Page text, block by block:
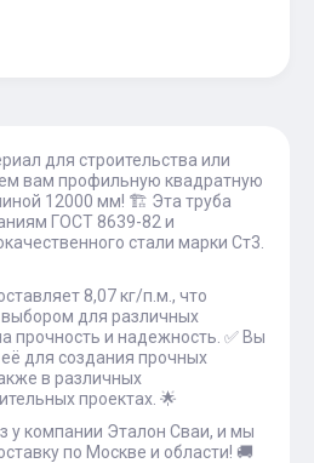
для строительства или
вам профильную квадратную
12000 мм! 🏗 Эта труба
ГОСТ 8639-82 и
стали марки Ст3.
8,07 кг/п.м., что
для различных
прочность и надежность. ✅ Вы
для создания прочных
в различных
проектах. 🌟
у компании Эталон Сваи, и мы
по Москве и области! 🚚